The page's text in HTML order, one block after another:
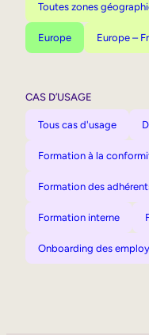
Toutes zones
Europe Europe –
CAS D’USAGE
Tous cas d'usage
Formation à la
Formation des
Formation interne
Onboarding des